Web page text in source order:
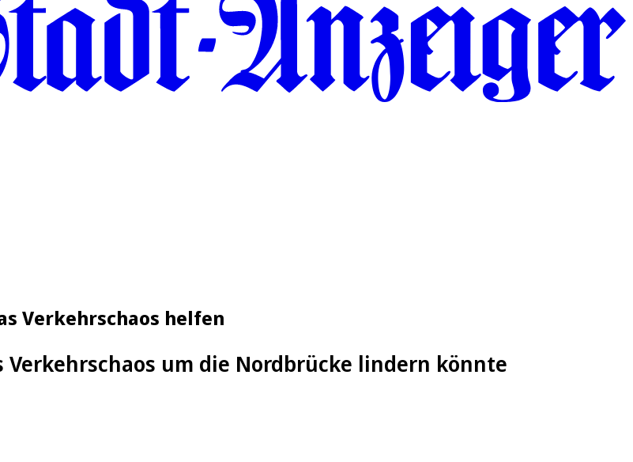
Verkehrschaos helfen
Verkehrschaos um die Nordbrücke lindern könnte